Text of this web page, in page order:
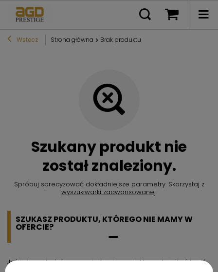
Wstecz Strona główna Brak produktu
Szukany produkt nie
został znaleziony.
Spróbuj sprecyzować dokładniejsze parametry. Skorzystaj z
wyszukiwarki zaawansowanej.
SZUKASZ PRODUKTU, KTÓREGO NIE MAMY W
OFERCIE?
Jeśli nie znalazłeś w naszej ofercie produktu, a chciałbyś kupić